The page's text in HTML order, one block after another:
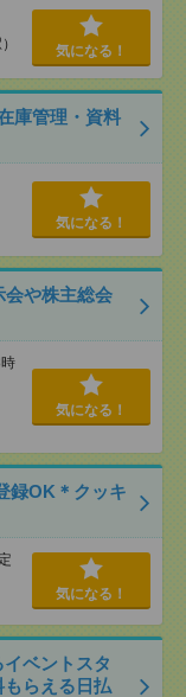
気になる！
庫管理・資料
気になる！
会や株主総会
気になる！
録OK＊クッキ
気になる！
ベントスタ
らえる日払